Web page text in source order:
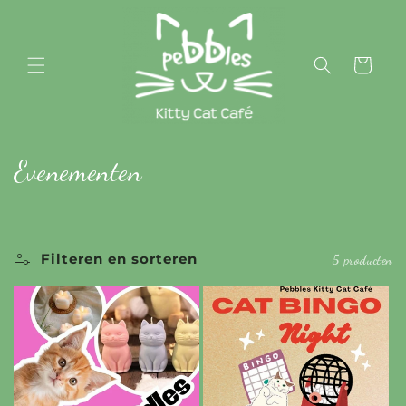
C
t
Evenementen
Filteren en sorteren 5 producten